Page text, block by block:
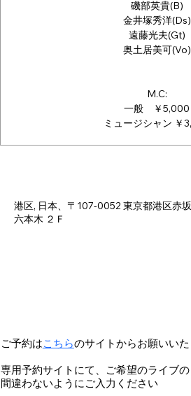
ご予約はこちらのサイトからお願いい
専用予約サイトにて、ご希望のライブ
間違わないようにご入力ください
磯部英貴(B)
金井塚秀洋(Ds)
遠藤光夫(Gt)
奥土居美可(Vo)
M.C:
一般 ￥5,000
ミュージシャン ￥
港区, 日本、〒107-0052 東京都港区赤
六本木 ２Ｆ